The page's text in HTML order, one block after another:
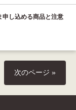
申し込める商品と注意
次のページ »